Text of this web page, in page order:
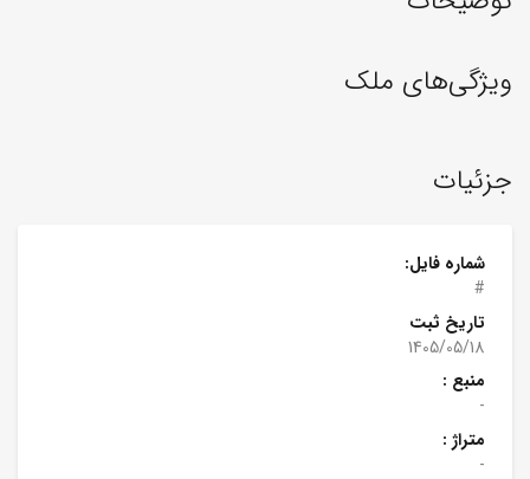
جزئیات
شماره فایل:
#
تاریخ ثبت
1405/05/18
منبع :
-
متراژ :
-
ویژگی‌های ملک